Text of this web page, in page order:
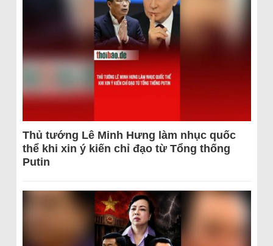
Thủ tướng Lê Minh Hưng làm nhục quốc
thể khi xin ý kiến chỉ đạo từ Tổng thống
Putin